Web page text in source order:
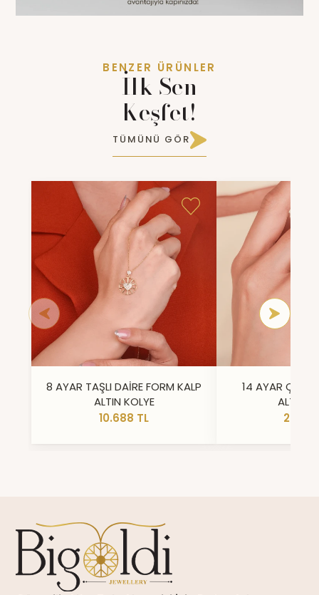
BENZER ÜRÜNLER
İlk Sen
Keşfet!
TÜMÜNÜ GÖR
8 AYAR TAŞLI DAİRE FORM KALP
ALTIN KOLYE
10.688 TL
14 AYAR ÇİFT
ALTIN